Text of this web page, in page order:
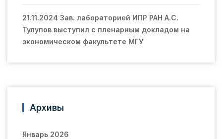
21.11.2024 Зав. лабораторией ИПР РАН А.С.
Тулупов выступил с пленарным докладом на
экономическом факультете МГУ
Архивы
Январь 2026